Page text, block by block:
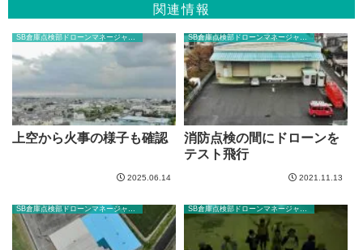
関連情報
SB倉庫点検部ドローンマネージャーのブログ
上空から火事の様子も確認
2025.06.14
SB倉庫点検部ドローンマネージャーのブログ
消防点検の間にドローンを
テスト飛行
2021.11.13
SB倉庫点検部ドローンマネージャーのブログ SB倉庫点検部ドローンマネージャーのブログ